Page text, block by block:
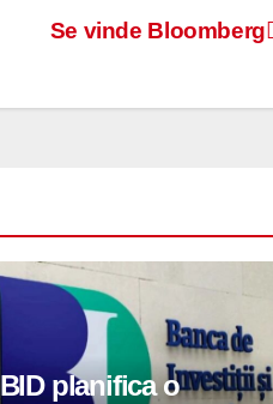
Se vinde Bloomberg
BID planifica o